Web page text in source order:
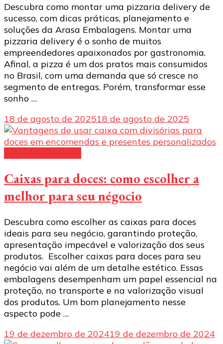
Descubra como montar uma pizzaria delivery de
sucesso, com dicas práticas, planejamento e
soluções da Arasa Embalagens. Montar uma
pizzaria delivery é o sonho de muitos
empreendedores apaixonados por gastronomia.
Afinal, a pizza é um dos pratos mais consumidos
no Brasil, com uma demanda que só cresce no
segmento de entregas. Porém, transformar esse
sonho …
18 de agosto de 202518 de agosto de 2025
Caixas para doces: como escolher a
melhor para seu négocio
Descubra como escolher as caixas para doces
ideais para seu negócio, garantindo proteção,
apresentação impecável e valorização dos seus
produtos. Escolher caixas para doces para seu
negócio vai além de um detalhe estético. Essas
embalagens desempenham um papel essencial na
proteção, no transporte e na valorização visual
dos produtos. Um bom planejamento nesse
aspecto pode …
19 de dezembro de 202419 de dezembro de 2024